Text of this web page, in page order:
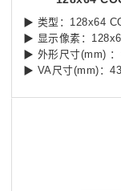
▶ 类型：128x64
▶ 显示像素：
▶ 外形尺寸(mm)
▶ VA尺寸(mm)：